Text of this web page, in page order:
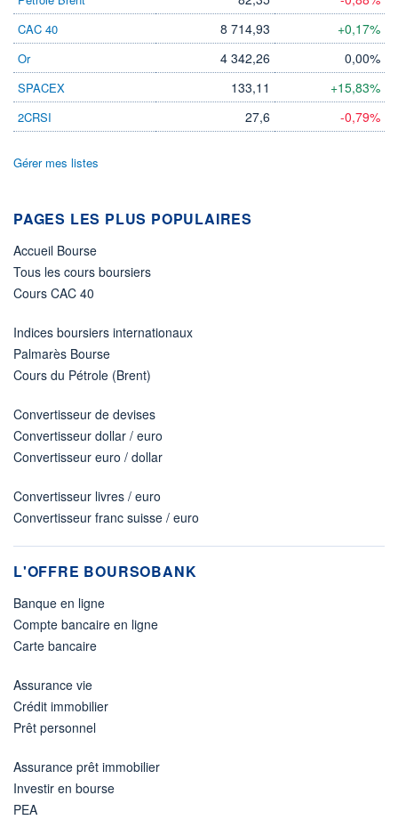
LIMITE À LA
BAISSE
0,0000
LIMITE À LA
HAUSSE
0,0000
-
PER ESTIMÉ
2026
07.08.26 / 22:00:00
ÉLIGIBILITÉ
CAC 40 8 714,93 +0,17%
Or 4 342,26 0,00%
SPACEX 133,11 +15,83%
2CRSI 27,6 -0,79%
Gérer mes listes
PAGES LES PLUS POPULAIRES
Accueil Bourse
Tous les cours boursiers
Cours CAC 40
Indices boursiers internationaux
Palmarès Bourse
Cours du Pétrole (Brent)
Convertisseur de devises
Convertisseur dollar / euro
Convertisseur euro / dollar
Convertisseur livres / euro
Convertisseur franc suisse / euro
L'OFFRE BOURSOBANK
Banque en ligne
Compte bancaire en ligne
Carte bancaire
Assurance vie
Crédit immobilier
Prêt personnel
Assurance prêt immobilier
Investir en bourse
PEA